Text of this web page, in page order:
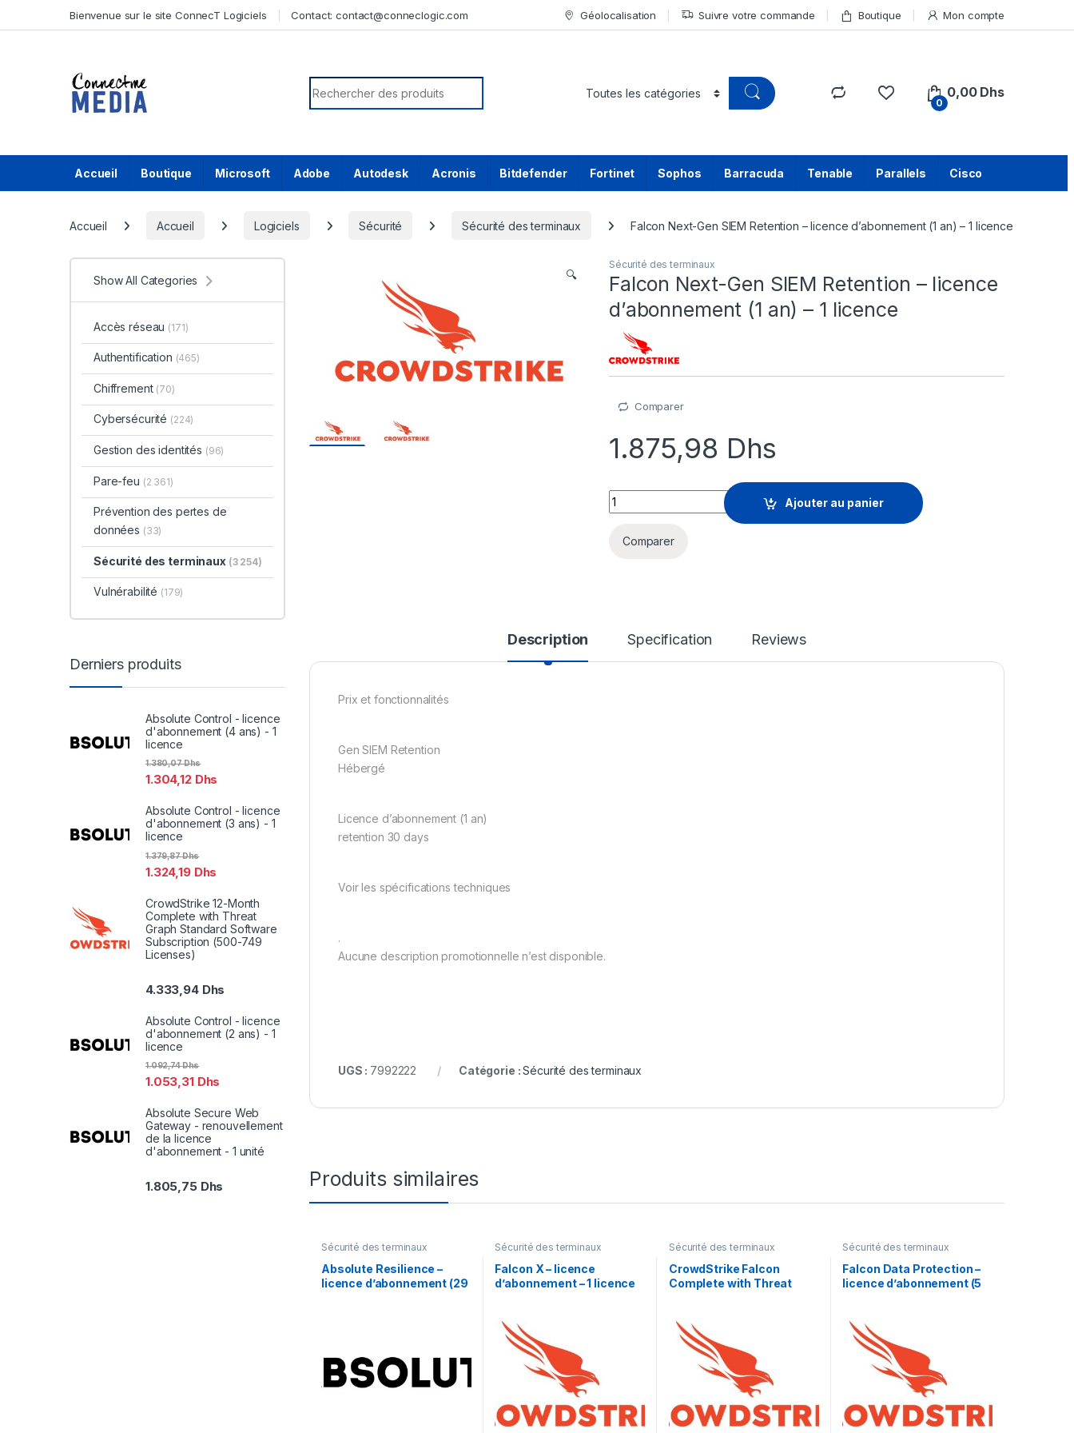
Bienvenue sur le site ConnecT Logiciels Contact:contact@conneclogic.com Géolocalisation Suivre votre commande Boutique Mon compte
Search for:
0
0,00 Dhs
Accueil Boutique Microsoft Adobe Autodesk Acronis Bitdefender Fortinet Sophos Barracuda Tenable Parallels Cisco
Accueil Accueil Logiciels Sécurité Sécurité des terminaux Falcon Next-Gen SIEM Retention – licence d’abonnement (1 an) – 1 licence
🔍
Sécurité des terminaux
Falcon Next-Gen SIEM Retention – licence
d’abonnement (1 an) – 1 licence
Comparer
1.875,98 Dhs
Falcon Next-Gen SIEM Retention - licence d'abonnement (1 an) - 1 licence quantity
Ajouter au panier
Comparer
Description Specification Reviews
Prix et fonctionnalités
Gen SIEM Retention
Hébergé
Licence d’abonnement (1 an)
retention 30 days
Voir les spécifications techniques
.
Aucune description promotionnelle n’est disponible.
UGS : 7992222 Catégorie :Sécurité des terminaux
Produits similaires
Sécurité des terminaux
Absolute Resilience –
licence d’abonnement (29
Sécurité des terminaux
Falcon X – licence
d’abonnement – 1 licence
Sécurité des terminaux
CrowdStrike Falcon
Complete with Threat
Sécurité des terminaux
Falcon Data Protection –
licence d’abonnement (5
Show All Categories
Accès réseau (171)
Authentification (465)
Chiffrement (70)
Cybersécurité (224)
Gestion des identités (96)
Pare-feu (2 361)
Prévention des pertes de
données (33)
Sécurité des terminaux (3 254)
Vulnérabilité (179)
Derniers produits
Absolute Control - licence
d'abonnement (4 ans) - 1
licence
1.304,12 Dhs
1.380,07Dhs
Absolute Control - licence
d'abonnement (3 ans) - 1
licence
1.324,19 Dhs
1.379,87Dhs
CrowdStrike 12-Month
Complete with Threat
Graph Standard Software
Subscription (500-749
Licenses)
4.333,94 Dhs
Absolute Control - licence
d'abonnement (2 ans) - 1
licence
1.053,31 Dhs
1.092,74Dhs
Absolute Secure Web
Gateway - renouvellement
de la licence
d'abonnement - 1 unité
1.805,75 Dhs